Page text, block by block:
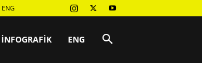
ENG
İNFOGRAFIK ENG